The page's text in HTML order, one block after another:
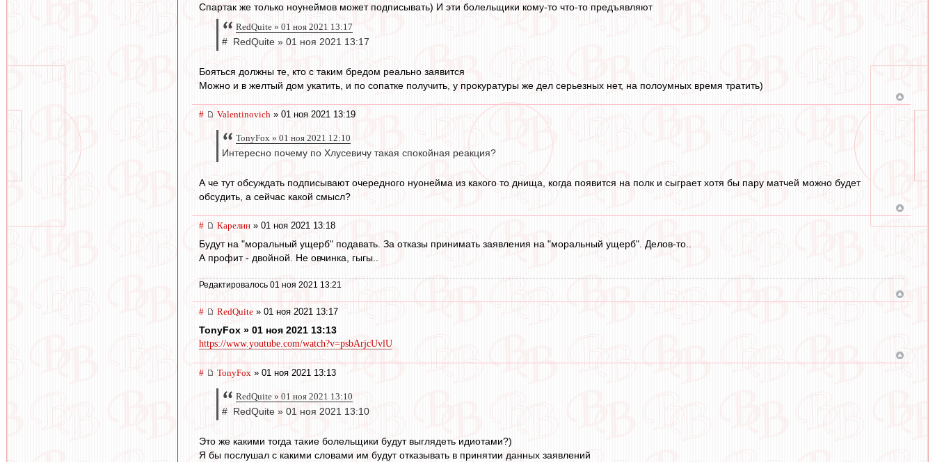
Спартак же только ноунеймов может подписывать) И эти болельщики кому-то что-то предъявляют
RedQuite » 01 ноя 2021 13:17
# RedQuite » 01 ноя 2021 13:17
Бояться должны те, кто с таким бредом реально заявится
Можно и в желтый дом укатить, и по сопатке получить, у прокуратуры же дел серьезных нет, на полоумных время тратить)
# Valentinovich » 01 ноя 2021 13:19
TonyFox » 01 ноя 2021 12:10
Интересно почему по Хлусевичу такая спокойная реакция?
А че тут обсуждать подписывают очередного нуонейма из какого то днища, когда появится на полк и сыграет хотя бы пару матчей можно будет
обсудить, а сейчас какой смысл?
# Карелин » 01 ноя 2021 13:18
Будут на "моральный ущерб" подавать. За отказы принимать заявления на "моральный ущерб". Делов-то..
А профит - двойной. Не овчинка, гыгы..
Редактировалось 01 ноя 2021 13:21
# RedQuite » 01 ноя 2021 13:17
TonyFox » 01 ноя 2021 13:13
https://www.youtube.com/watch?v=psbArjcUvlU
# TonyFox » 01 ноя 2021 13:13
RedQuite » 01 ноя 2021 13:10
# RedQuite » 01 ноя 2021 13:10
Это же какими тогда такие болельщики будут выглядеть идиотами?)
Я бы послушал с какими словами им будут отказывать в принятии данных заявлений